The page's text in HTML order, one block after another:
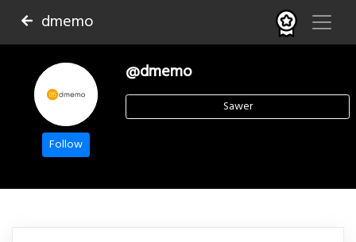
dmemo
Follow
@dmemo
Sawer